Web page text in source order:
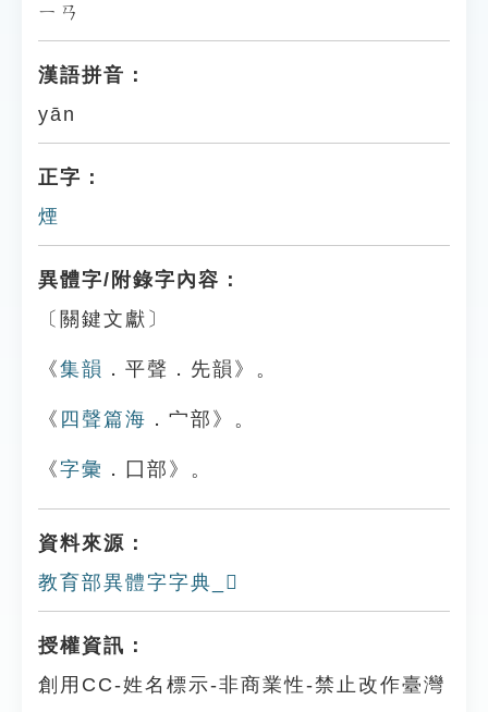
ㄧㄢ
漢語拼音：
yān
正字：
煙
異體字/附錄字內容：
〔關鍵文獻〕
《集韻 ．平聲．先韻》。
《 四聲篇海 ．宀部》。
《字彙 ．囗部》。
資料來源：
教育部異體字字典_𡇽
授權資訊：
創用CC-姓名標示-非商業性-禁止改作臺灣